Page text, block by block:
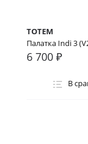
TOTEM
Палатка Indi 3
6 700 ₽
В